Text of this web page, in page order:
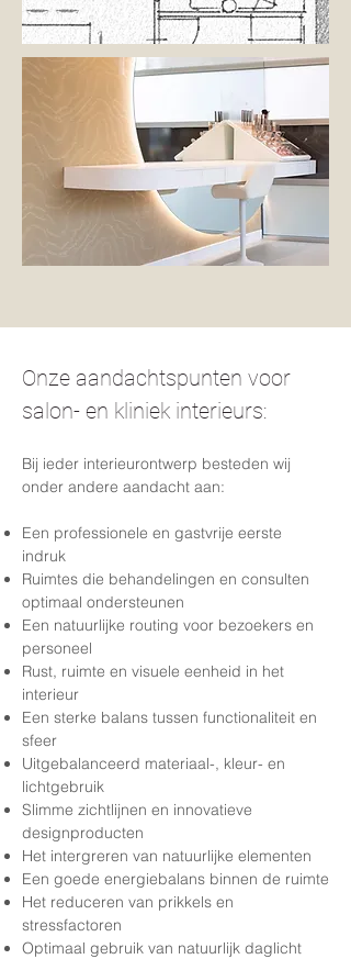
Onze aandachtspunten voor
salon- en kliniek interieurs:
Bij ieder interieurontwerp besteden wij
onder andere aandacht aan:​
Een professionele en gastvrije eerste
indruk
Ruimtes die behandelingen en consulten
optimaal ondersteunen
Een natuurlijke routing voor bezoekers en
personeel
Rust, ruimte en visuele eenheid in het
interieur
Een sterke balans tussen functionaliteit en
sfeer
Uitgebalanceerd materiaal-, kleur- en
lichtgebruik
Slimme zichtlijnen en innovatieve
designproducten
Het intergreren van natuurlijke elementen
Een goede energiebalans binnen de ruimte
Het reduceren van prikkels en
stressfactoren
Optimaal gebruik van natuurlijk daglicht